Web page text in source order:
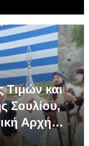
και
Σουλίου,
Αρχή…